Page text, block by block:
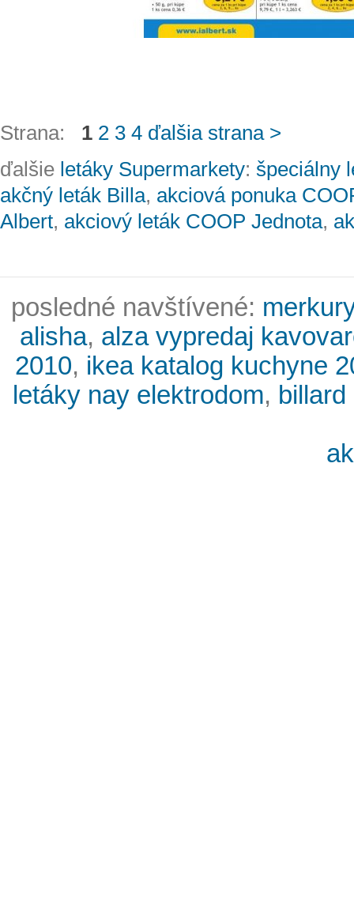
Strana: 1 2 3 4 ďalšia strana >
ďalšie letáky Supermarkety: špeciálny
akčný leták Billa, akciová ponuka
Albert, akciový leták COOP Jednota,
posledné navštívené:
alisha, alza vypredaj
2010, ikea katalog kuchyne
letáky nay elektrodom,